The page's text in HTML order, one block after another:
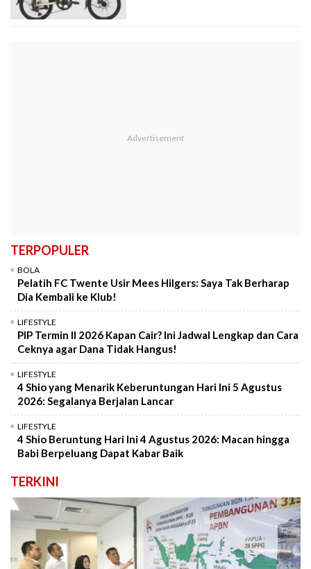
TERPOPULER
BOLA
Pelatih FC Twente Usir Mees Hilgers: Saya Tak Berharap
Dia Kembali ke Klub!
LIFESTYLE
PIP Termin II 2026 Kapan Cair? Ini Jadwal Lengkap dan Cara
Ceknya agar Dana Tidak Hangus!
LIFESTYLE
4 Shio yang Menarik Keberuntungan Hari Ini 5 Agustus
2026: Segalanya Berjalan Lancar
LIFESTYLE
4 Shio Beruntung Hari Ini 4 Agustus 2026: Macan hingga
Babi Berpeluang Dapat Kabar Baik
TERKINI